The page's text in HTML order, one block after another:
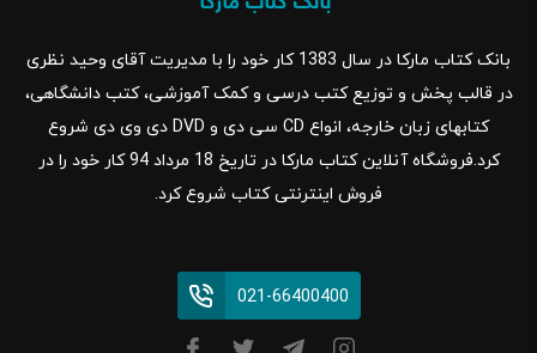
بانک کتاب مارکا در سال 1383 کار خود را با مدیریت آقای وحید نظری
در قالب پخش و توزیع کتب درسی و کمک آموزشی، کتب دانشگاهی،
کتابهای زبان خارجه، انواع CD سی دی و DVD دی وی دی شروع
کرد.فروشگاه آنلاین کتاب مارکا در تاریخ 18 مرداد 94 کار خود را در
فروش اینترنتی کتاب شروع کرد.
021-66400400